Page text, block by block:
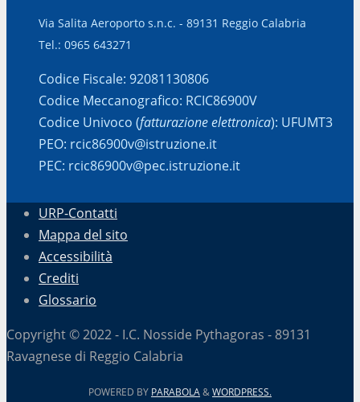
Via Salita Aeroporto s.n.c. - 89131 Reggio Calabria
Tel.: 0965 643271
Codice Fiscale: 92081130806
Codice Meccanografico: RCIC86900V
Codice Univoco (fatturazione elettronica): UFUMT3
PEO: rcic86900v@istruzione.it
PEC: rcic86900v@pec.istruzione.it
URP-Contatti
Mappa del sito
Accessibilità
Crediti
Glossario
Copyright © 2022 - I.C. Nosside Pythagoras - 89131
Ravagnese di Reggio Calabria
POWERED BY PARABOLA&WORDPRESS.